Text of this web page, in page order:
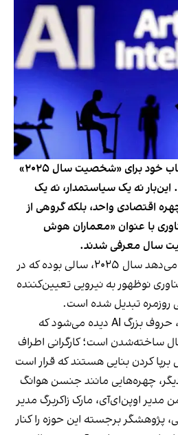
مجله تایم در تازه‌ترین انتخاب خود برای «شخصیت سال ۲۰۲۵»
نه یک سیاستمدار، نه یک
اقتصادی واحد، بلکه گروهی از
با عنوان «معماران هوش
سال معرفی شدند.
انتخابی که به‌وضوح نشان می‌دهد سال ۲۰۲۵، سالی بوده که در
نوظهور به نیرویی تعیین‌کننده
روزمره تبدیل شده است.
، حروف بزرگ AI دیده می‌شود که
ساخته‌شدن است؛ کارگرانی اطراف
برپا کردن بنایی هستند که قرار است
چهره‌هایی مانند جنسن هوانگ
مدیر اوپن‌ای‌آی، مارک زاکربرگ مدیر
پژوهشگر برجسته این حوزه را کنار